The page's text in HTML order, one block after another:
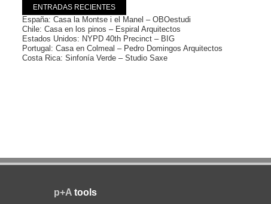
ENTRADAS RECIENTES
España: Casa la Montse i el Manel – OBOestudi
Chile: Casa en los pinos – Espiral Arquitectos
Estados Unidos: NYPD 40th Precinct – BIG
Portugal: Casa en Colmeal – Pedro Domingos Arquitectos
Costa Rica: Sinfonía Verde – Studio Saxe
p+A tools